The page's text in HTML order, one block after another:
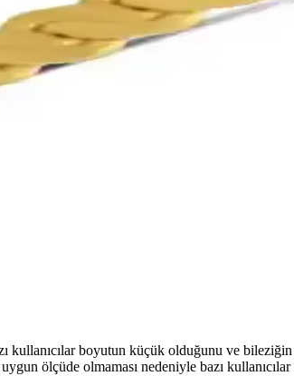
düşük maliyet avantajı sunar.
taşıyan şık bir takı seçeneği sunar. Uzun
üretim yöntemi, imalat süresi ve damga/
kullanıcılar boyutun küçük olduğunu ve bileziğin
ölçüde olmaması nedeniyle bazı kullanıcılar